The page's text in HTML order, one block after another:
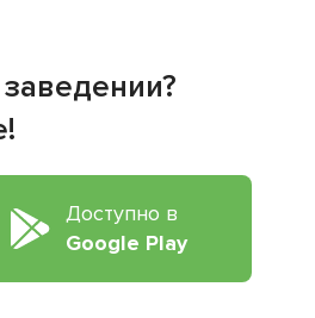
Доступно в
Google Play